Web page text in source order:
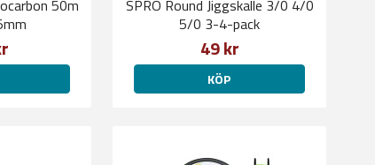
50m
SPRO Round Jiggskalle 3/0 4/0
5/0 3-4-pack
49 kr
KÖP